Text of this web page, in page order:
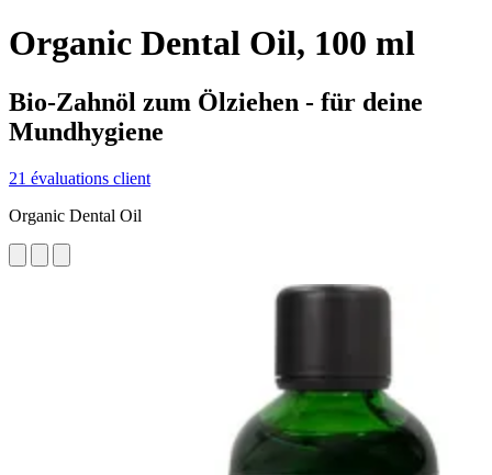
Organic Dental Oil, 100 ml
Bio-Zahnöl zum Ölziehen - für deine
Mundhygiene
21 évaluations client
Organic Dental Oil